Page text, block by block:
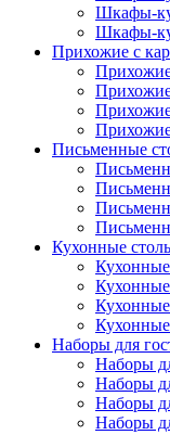
Шкафы-
Шкафы-
Прихожие с
Прихожие
Прихожие
Прихожие
Письменные
Кухонные
Кухонные
Наборы для
Наборы
Наборы
Наборы
Наборы